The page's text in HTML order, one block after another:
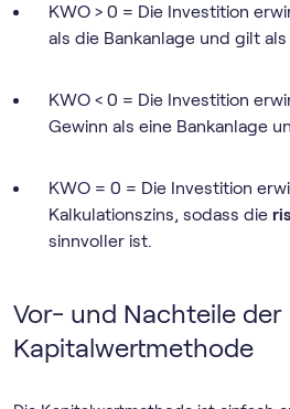
KWO > 0 = Die Investition
als die Bankanlage und gilt als
KWO < 0 = Die Investition
Gewinn als eine Bankanlage
KWO = 0 = Die Investition
Kalkulationszins, sodass die
sinnvoller ist.
Vor- und Nachteile der
Kapitalwertmethode